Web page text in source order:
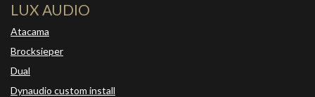
LUX AUDIO
Atacama
Brocksieper
Dual
Dynaudio custom install